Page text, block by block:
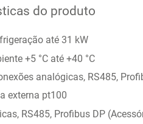
do produto
até 31 kW
+5 °C até +40 °C
analógicas, RS485,
externa pt100
RS485, Profibus DP